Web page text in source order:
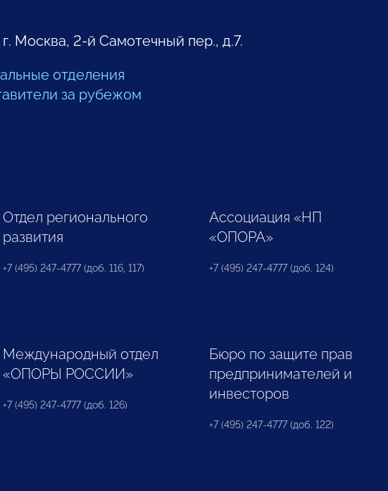
г. Москва, 2-й Самотечный пер., д.7.
отделения
за рубежом
Отдел регионального
развития
+7 (495) 247-4777 (доб. 116, 117)
Ассоциация «НП
«ОПОРА»
+7 (495) 247-4777 (доб. 124)
Международный отдел
«ОПОРЫ РОССИИ»
+7 (495) 247-4777 (доб. 126)
Бюро по защите прав
предпринимателей и
инвесторов
+7 (495) 247-4777 (доб. 122)